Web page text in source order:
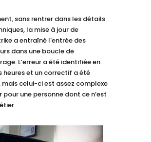
sans rentrer dans les détails
la mise à jour de
a entraîné l'entrée des
dans une boucle de
L’erreur a été identifiée en
heures et un correctif a été
celui-ci est assez complexe
pour une personne dont ce n’est